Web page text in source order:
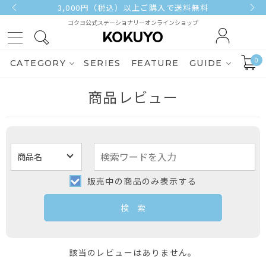
3,000円（税込）以上ご購入で送料無料
コクヨ公式ステーショナリーオンラインショップ
CATEGORY SERIES FEATURE GUIDE 0
商品レビュー
販売中の商品のみ表示する
該当のレビューはありません。